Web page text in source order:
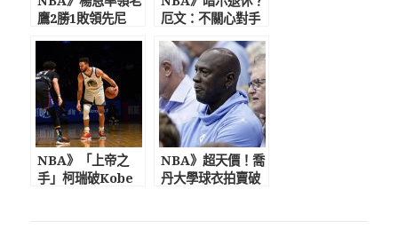
鷹2勝1敗領先尼
真的噁心
厄文：不關心對手
當最後一次打
NBA》「上帝之
手」柯瑞破Kobe
NBA》超天價！喬
丹大學球衣拍賣破